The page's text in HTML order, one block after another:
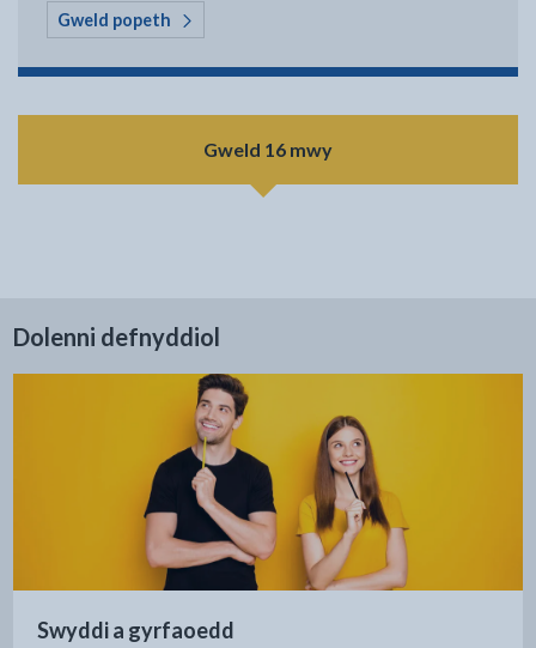
Gweld popeth yn Iechyd amgylcheddol a niwsans
Gweld 16 mwy
Dolenni defnyddiol
Swyddi a gyrfaoedd